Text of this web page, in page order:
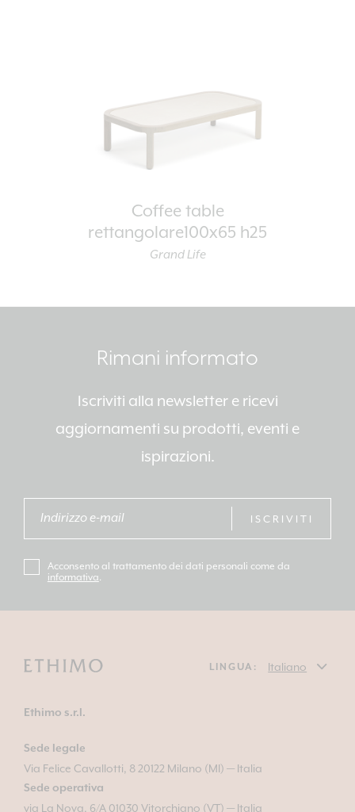
Coffee table
rettangolare100x65 h25
Grand Life
Rimani informato
Iscriviti alla newsletter e ricevi
aggiornamenti su prodotti, eventi e
ispirazioni.
ISCRIVITI
Acconsento al trattamento dei dati personali come da
informativa.
LINGUA:
Ethimo s.r.l.
Sede legale
Via Felice Cavallotti, 8 20122 Milano (MI) — Italia
Sede operativa
via La Nova, 6/A 01030 Vitorchiano (VT) — Italia